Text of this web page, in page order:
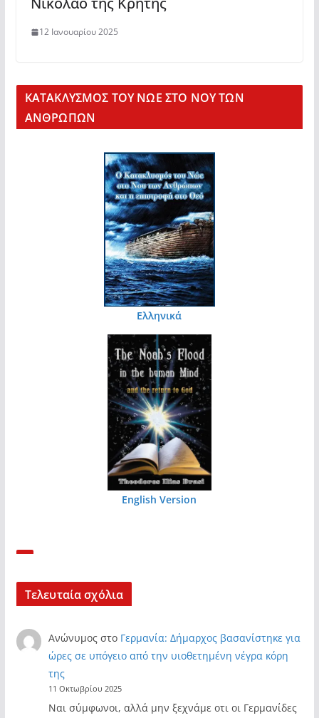
12 Ιανουαρίου 2025
KΑΤΑΚΛΥΣΜΟΣ ΤΟΥ ΝΩΕ ΣΤΟ ΝΟΥ ΤΩΝ
ΑΝΘΡΩΠΩΝ
Ελληνικά
English Version
Τελευταία σχόλια
Ανώνυμος στο Γερμανία: Δήμαρχος βασανίστηκε για
ώρες σε υπόγειο από την υιοθετημένη νέγρα κόρη
της
11 Οκτωβρίου 2025
Ναι σύμφωνοι, αλλά μην ξεχνάμε οτι οι Γερμανίδες